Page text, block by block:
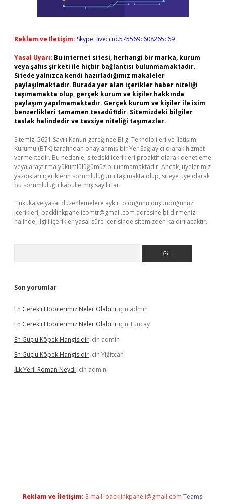
Reklam ve İletişim: Skype: live:.cid.575569c608265c69
Yasal Uyarı: Bu internet sitesi, herhangi bir marka, kurum
veya şahıs şirketi ile hiçbir bağlantısı bulunmamaktadır.
Sitede yalnızca kendi hazırladığımız makaleler
paylaşılmaktadır. Burada yer alan içerikler haber niteliği
taşımamakta olup, gerçek kurum ve kişiler hakkında
paylaşım yapılmamaktadır. Gerçek kurum ve kişiler ile isim
benzerlikleri tamamen tesadüfidir. Sitemizdeki bilgiler
taslak halindedir ve tavsiye niteliği taşımazlar.
Sitemiz, 5651 Sayılı Kanun gereğince Bilgi Teknolojileri ve İletişim
Kurumu (BTK) tarafından onaylanmış bir Yer Sağlayıcı olarak hizmet
vermektedir. Bu nedenle, sitedeki içerikleri proaktif olarak denetleme
veya araştırma yükümlülüğümüz bulunmamaktadır. Ancak, üyelerimiz
yazdıkları içeriklerin sorumluluğunu taşımakta olup, siteye üye olarak
bu sorumluluğu kabul etmiş sayılırlar.
Hukuka ve yasal düzenlemelere aykırı olduğunu düşündüğünüz
içerikleri, backlinkpanelicomtr@gmail.com adresine bildirmeniz
halinde, ilgili içerikler yasal süre içerisinde sitemizden kaldırılacaktır.
Son yorumlar
En Gerekli Hobilerimiz Neler Olabilir için admin
En Gerekli Hobilerimiz Neler Olabilir için Tuncay
En Güçlü Köpek Hangisidir için admin
En Güçlü Köpek Hangisidir için Yiğitcan
İLk Yerli Roman Neydi için admin
Reklam ve İletişim: E-mail: backlinkpaneli@gmail.com Teams: